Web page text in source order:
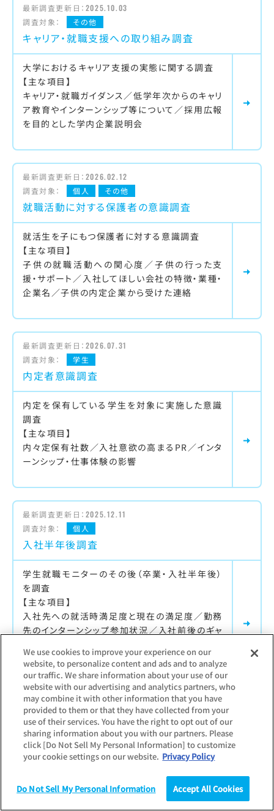
統計（データ） コラム
最新調査更新日： 2025.10.03
調査対象：
その他
キャリア・就職支援への取り組み調査
大学におけるキャリア支援の実態に関する調査
【主な項目】
キャリア・就職ガイダンス／低学年次からのキャリ
ア教育やインターンシップ等について／採用広報
を目的とした学内企業説明会
最新調査更新日： 2026.02.12
調査対象：
個人 その他
就職活動に対する保護者の意識調査
就活生を子にもつ保護者に対する意識調査
【主な項目】
子供の就職活動への関心度／子供の行った支
援・サポート／入社してほしい会社の特徴・業種・
企業名／子供の内定企業から受けた連絡
最新調査更新日： 2026.07.31
調査対象：
学生
内定者意識調査
内定を保有している学生を対象に実施した意識
調査
【主な項目】
内々定保有社数／入社意欲の高まるPR／インタ
ーンシップ・仕事体験の影響
最新調査更新日： 2025.12.11
調査対象：
個人
入社半年後調査
学生就職モニターのその後（卒業・入社半年後）
を調査
【主な項目】
入社先への就活時満足度と現在の満足度／勤務
先のインターンシップ参加状況／入社前後のギャ
字
最新調査更新日：2025.02.20
調査対象：
学生
インターンシップ・就職活動準備実態調査
成活動に関する調査
We use cookies to improve your experience on our
website, to personalize content and ads and to analyze
our traffic. We share information about your use of our
website with our advertising and analytics partners, who
may combine it with other information that you have
provided to them or that they have collected from your
use of their services. You have the right to opt out of our
sharing information about you with our partners. Please
click [Do Not Sell My Personal Information] to customize
your cookie settings on our website. Privacy Policy
Do Not Sell My Personal Information Accept All Cookies